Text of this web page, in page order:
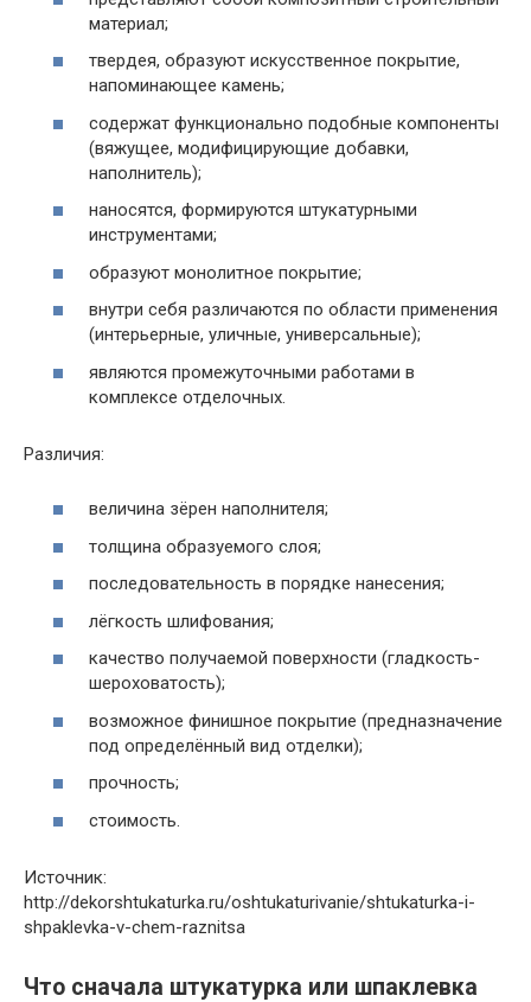
материал;
твердея, образуют искусственное покрытие,
напоминающее камень;
содержат функционально подобные компоненты
(вяжущее, модифицирующие добавки,
наполнитель);
наносятся, формируются штукатурными
инструментами;
образуют монолитное покрытие;
внутри себя различаются по области применения
(интерьерные, уличные, универсальные);
являются промежуточными работами в
комплексе отделочных.
Различия:
величина зёрен наполнителя;
толщина образуемого слоя;
последовательность в порядке нанесения;
лёгкость шлифования;
качество получаемой поверхности (гладкость-
шероховатость);
возможное финишное покрытие (предназначение
под определённый вид отделки);
прочность;
стоимость.
Источник:
http://dekorshtukaturka.ru/oshtukaturivanie/shtukaturka-i-
shpaklevka-v-chem-raznitsa
Что сначала штукатурка или шпаклевка